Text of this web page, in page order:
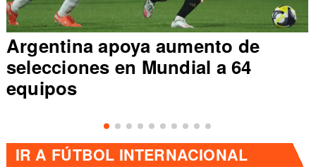
Argentina apoya aumento de
selecciones en Mundial a 64
equipos
IR A FÚTBOL INTERNACIONAL